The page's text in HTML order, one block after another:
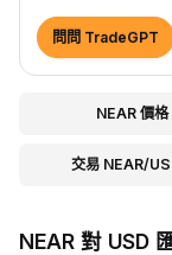
問問 TradeGPT
NEAR 價格
交易 NEAR/
NEAR 對 USD